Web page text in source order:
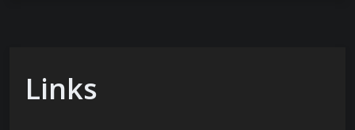
Links